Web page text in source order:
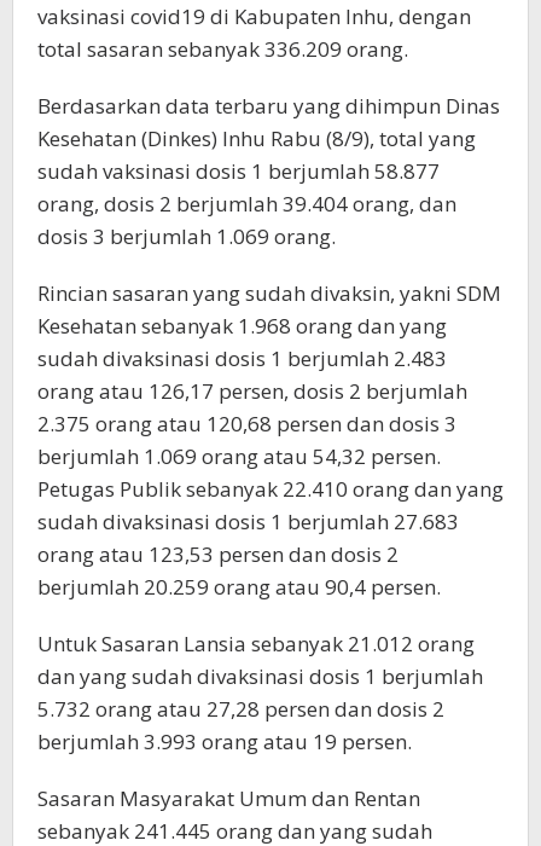
vaksinasi covid19 di Kabupaten Inhu, dengan
total sasaran sebanyak 336.209 orang.
Berdasarkan data terbaru yang dihimpun Dinas
Kesehatan (Dinkes) Inhu Rabu (8/9), total yang
sudah vaksinasi dosis 1 berjumlah 58.877
orang, dosis 2 berjumlah 39.404 orang, dan
dosis 3 berjumlah 1.069 orang.
Rincian sasaran yang sudah divaksin, yakni SDM
Kesehatan sebanyak 1.968 orang dan yang
sudah divaksinasi dosis 1 berjumlah 2.483
orang atau 126,17 persen, dosis 2 berjumlah
2.375 orang atau 120,68 persen dan dosis 3
berjumlah 1.069 orang atau 54,32 persen.
Petugas Publik sebanyak 22.410 orang dan yang
sudah divaksinasi dosis 1 berjumlah 27.683
orang atau 123,53 persen dan dosis 2
berjumlah 20.259 orang atau 90,4 persen.
Untuk Sasaran Lansia sebanyak 21.012 orang
dan yang sudah divaksinasi dosis 1 berjumlah
5.732 orang atau 27,28 persen dan dosis 2
berjumlah 3.993 orang atau 19 persen.
Sasaran Masyarakat Umum dan Rentan
sebanyak 241.445 orang dan yang sudah